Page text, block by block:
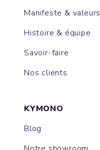
Manifeste & valeurs
Histoire & équipe
Savoir-faire
Nos clients
KYMONO
Blog